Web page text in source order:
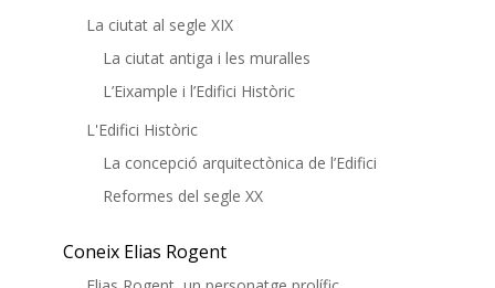
La ciutat al segle XIX
La ciutat antiga i les muralles
L’Eixample i l’Edifici Històric
L'Edifici Històric
La concepció arquitectònica de l’Edifici
Reformes del segle XX
Coneix Elias Rogent